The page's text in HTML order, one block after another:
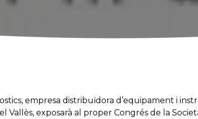
empresa distribuïdora d’equipament i
Vallès, exposarà al proper Congrés de la